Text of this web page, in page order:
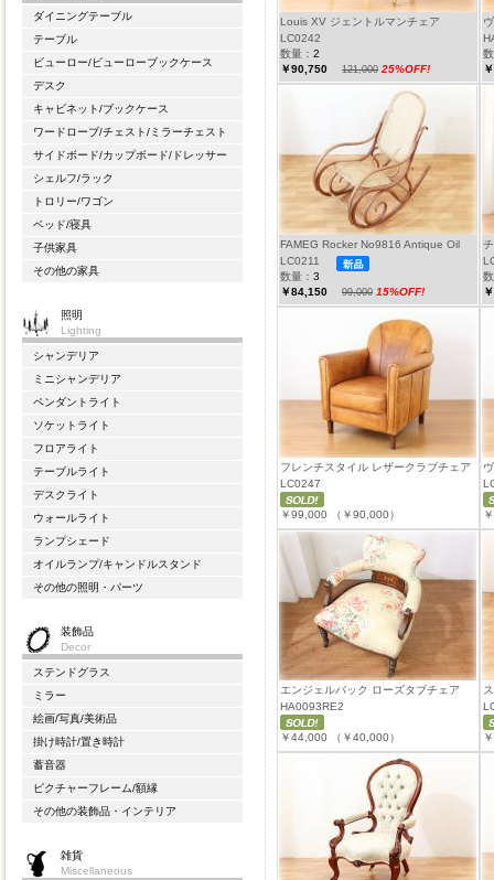
ダイニングテーブル
テーブル
ビューロー/ビューローブックケース
デスク
キャビネット/ブックケース
ワードローブ/チェスト/ミラーチェスト
サイドボード/カップボード/ドレッサー
シェルフ/ラック
トロリー/ワゴン
ベッド/寝具
子供家具
その他の家具
照明
Lighting
シャンデリア
ミニシャンデリア
ペンダントライト
ソケットライト
フロアライト
テーブルライト
デスクライト
ウォールライト
ランプシェード
オイルランプ/キャンドルスタンド
その他の照明・パーツ
装飾品
Decor
ステンドグラス
ミラー
絵画/写真/美術品
掛け時計/置き時計
蓄音器
ピクチャーフレーム/額縁
その他の装飾品・インテリア
雑貨
Miscellaneous
Louis XV ジェントルマンチェア
LC0242
数量： 2
￥90,750
121,000 25%OFF!
FAMEG Rocker No9816 Antique Oil
LC0211
数量： 3
￥84,150
99,000 15%OFF!
フレンチスタイル レザークラブチェア
LC0247
￥99,000 （￥90,000）
エンジェルバック ローズタブチェア
HA0093RE2
￥44,000 （￥40,000）